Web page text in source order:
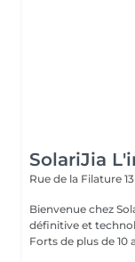
SolariJia
Rue de la Filature 13
Bienvenue chez SolariJia Votre institut
définitive et
Forts de plus de 10